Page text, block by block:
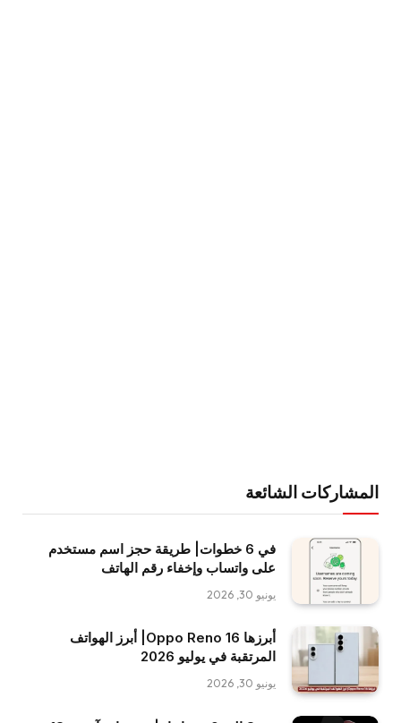
المشاركات الشائعة
في 6 خطوات| طريقة حجز اسم مستخدم
على واتساب وإخفاء رقم الهاتف
يونيو 30, 2026
أبرزها Oppo Reno 16| أبرز الهواتف
المرتقبة في يوليو 2026
يونيو 30, 2026